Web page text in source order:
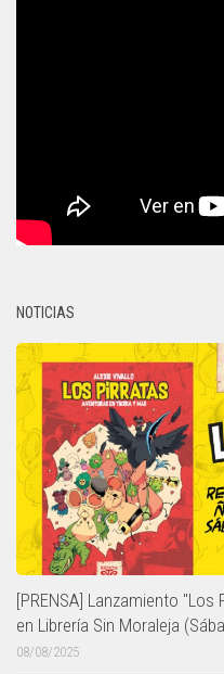
NOTICIAS
[PRENSA] Lanzamiento
en Librería Sin Moraleja
08/08/2025